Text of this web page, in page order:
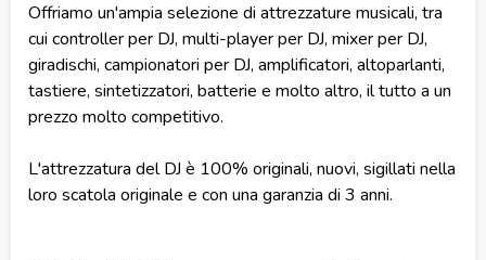
Offriamo un'ampia selezione di attrezzature musicali, tra
cui controller per DJ, multi-player per DJ, mixer per DJ,
giradischi, campionatori per DJ, amplificatori, altoparlanti,
tastiere, sintetizzatori, batterie e molto altro, il tutto a un
prezzo molto competitivo.
L'attrezzatura del DJ è 100% originali, nuovi, sigillati nella
loro scatola originale e con una garanzia di 3 anni.